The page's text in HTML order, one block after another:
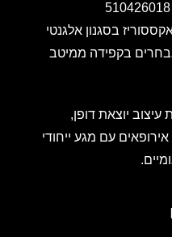
בסגנון אלגנטי
בקפידה ממיטב
יוצאת דופן,
עם מגע ייחודי